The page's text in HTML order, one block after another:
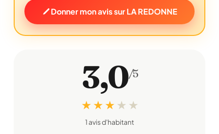
Donner mon avis sur LA REDONNE
3,0/5
★ ★ ★ ★ ★
1 avis d'habitant